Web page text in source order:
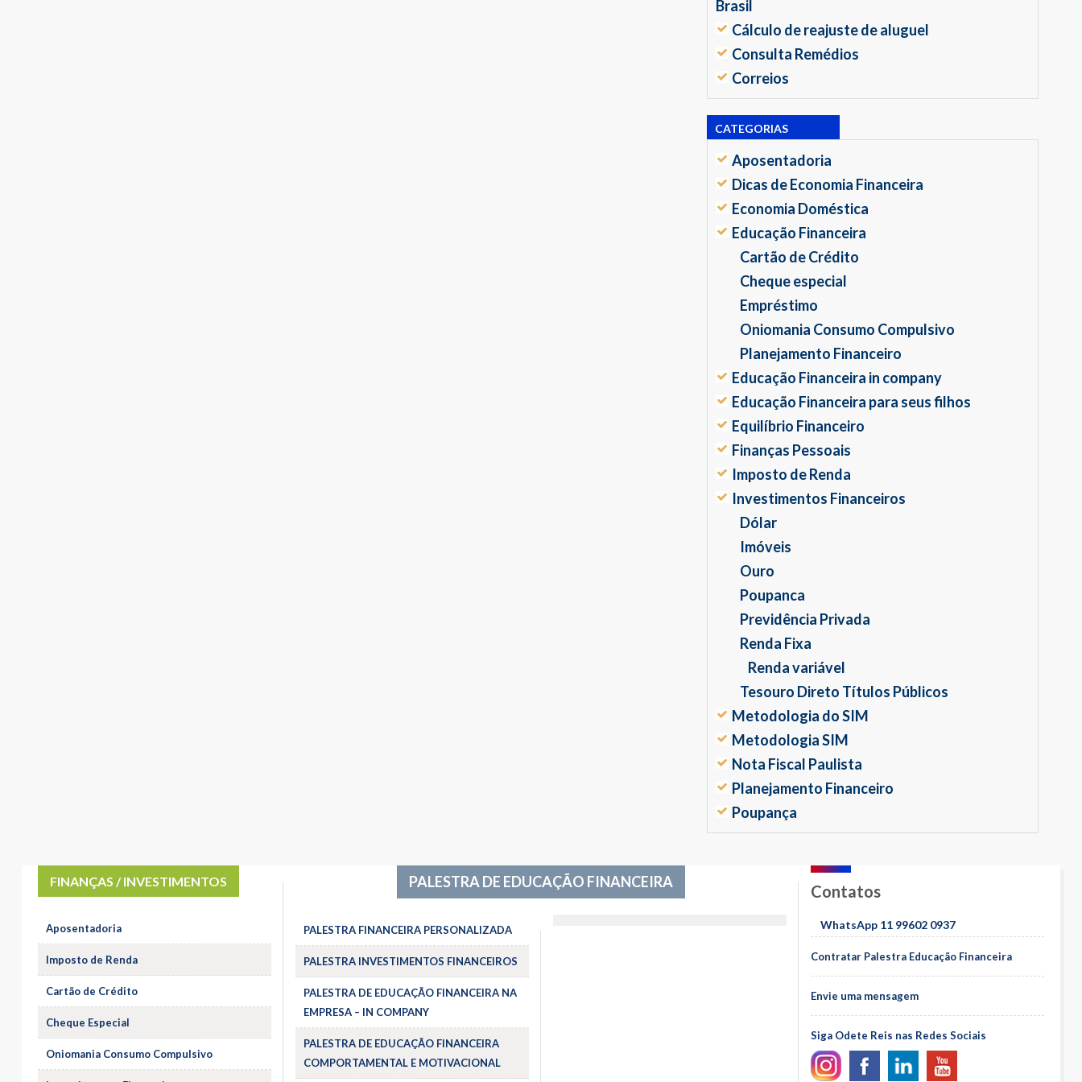
Brasil
Cálculo de reajuste de aluguel
Consulta Remédios
Correios
CATEGORIAS
Aposentadoria
Dicas de Economia Financeira
Economia Doméstica
Educação Financeira
Cartão de Crédito
Cheque especial
Empréstimo
Oniomania Consumo Compulsivo
Planejamento Financeiro
Educação Financeira in company
Educação Financeira para seus filhos
Equilíbrio Financeiro
Finanças Pessoais
Imposto de Renda
Investimentos Financeiros
Dólar
Imóveis
Ouro
Poupanca
Previdência Privada
Renda Fixa
Renda variável
Tesouro Direto Títulos Públicos
Metodologia do SIM
Metodologia SIM
Nota Fiscal Paulista
Planejamento Financeiro
Poupança
FINANÇAS / INVESTIMENTOS
Aposentadoria
Imposto de Renda
Cartão de Crédito
Cheque Especial
Oniomania Consumo Compulsivo
PALESTRA DE EDUCAÇÃO FINANCEIRA
PALESTRA FINANCEIRA PERSONALIZADA
PALESTRA INVESTIMENTOS FINANCEIROS
PALESTRA DE EDUCAÇÃO FINANCEIRA NA
EMPRESA – IN COMPANY
PALESTRA DE EDUCAÇÃO FINANCEIRA
COMPORTAMENTAL E MOTIVACIONAL
Contatos
WhatsApp 11 99602 0937
Contratar Palestra Educação Financeira
Envie uma mensagem
Siga Odete Reis nas Redes Sociais